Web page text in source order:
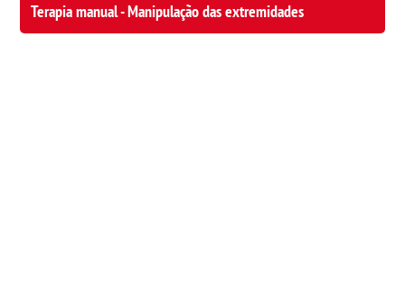
Terapia manual - Manipulação das extremidades